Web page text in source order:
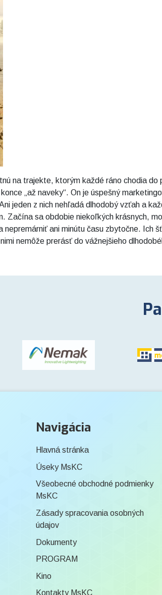
na trajekte, ktorým každé ráno chodia
„až naveky“. On je úspešný
jeden z nich nehľadá dlhodobý vzťah a
Začína sa obdobie niekoľkých krásnych,
nepremárniť ani minútu času zbytočne.
nemôže prerásť do vážnejšieho
Navigácia
Hlavná stránka
Úseky MsKC
Všeobecné obchodné podmienky
MsKC
Zásady spracovania osobných
údajov
Dokumenty
PROGRAM
Kino
Kontakty MsKC